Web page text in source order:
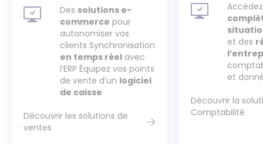
Des solutions e-
commerce pour
autonomiser vos
clients Synchronisation
en temps réel avec
l’ERP Équipez vos points
de vente d’un logiciel
de caisse
Découvrir les solutions de
ventes
et des
et
Découvrir la
Comptabilité